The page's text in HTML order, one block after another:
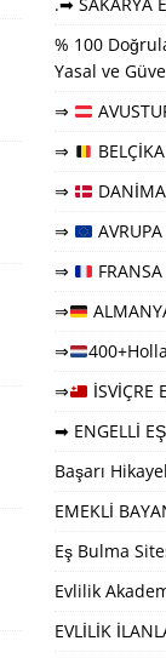
.➡ SAKARYA
% 100
Yasal ve
⇒
⇒
⇒
⇒
⇒
⇒
⇒
⇒
İSVİÇRE
➡ ENGELLİ
Başarı
EMEKLİ
Eş Bulma
Evlilik
EVLİLİK